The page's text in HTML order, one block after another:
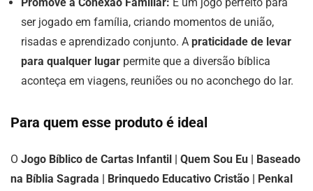
ser jogado em família, criando momentos de união,
risadas e aprendizado conjunto. A praticidade de levar
para qualquer lugar permite que a diversão bíblica
aconteça em viagens, reuniões ou no aconchego do lar.
Para quem esse produto é ideal
O Jogo Bíblico de Cartas Infantil | Quem Sou Eu | Baseado
na Bíblia Sagrada | Brinquedo Educativo Cristão | Penkal